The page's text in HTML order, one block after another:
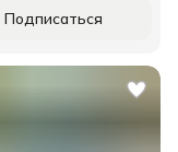
Подписаться